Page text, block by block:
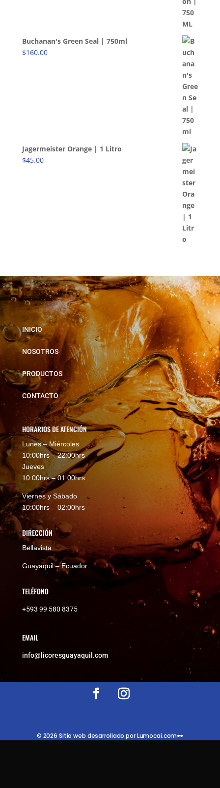
Buchanan's Green Seal | 750ml
$160.00
Jagermeister Orange | 1 Litro
$45.00
INICIO
NOSOTROS
PRODUCTOS
CONTACTO
HORARIOS DE ATENCIÓN
Lunes – Miércoles
10:00hrs – 22:00hrs
Jueves
10:00hrs – 01:00hrs
Viernes y Sábado
10:00hrs – 02:00hrs
DIRECCIÓN
Bellavista
Guayaquil – Ecuador
TELÉFONO
+593 99 580 8375
EMAIL
info@licoresguayaquil.com
© 2026 Sitio web desarrollado por Lumocai.com🕶️